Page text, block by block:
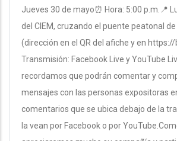
Jueves 30 de mayo⏰ Hora: 5:00 p.m.📍
del CIEM, cruzando el puente peatonal de
(dirección en el QR del afiche y en
Transmisión: Facebook Live y YouTube
recordamos que podrán comentar y
mensajes con las personas expositoras
comentarios que se ubica debajo de la
la vean por Facebook o por